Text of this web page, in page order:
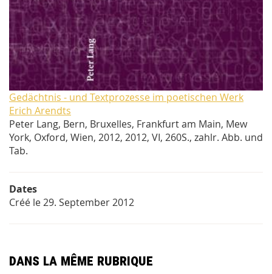
Gedächtnis - und Textprozesse im poetischen Werk
Erich Arendts
Peter Lang, Bern, Bruxelles, Frankfurt am Main, Mew
York, Oxford, Wien, 2012, 2012, VI, 260S., zahlr. Abb. und
Tab.
Dates
Créé le29. September 2012
Dans la même rubrique